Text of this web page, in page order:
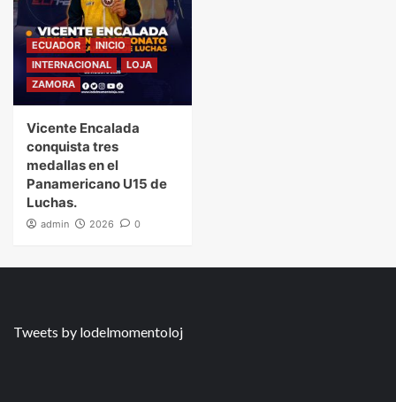
ECUADOR
INICIO
INTERNACIONAL
LOJA
ZAMORA
Vicente Encalada
conquista tres
medallas en el
Panamericano U15 de
Luchas.
admin 2026 0
Tweets by lodelmomentoloj